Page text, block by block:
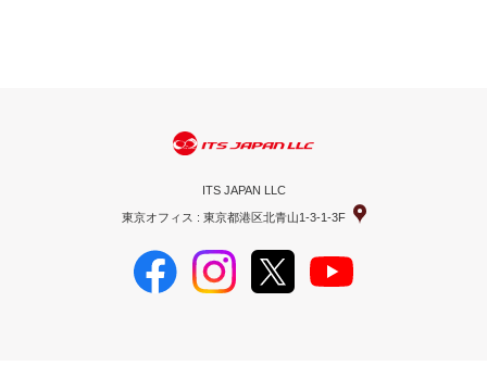
ITS JAPAN LLC
東京オフィス : 東京都港区北青山1-3-1-3F